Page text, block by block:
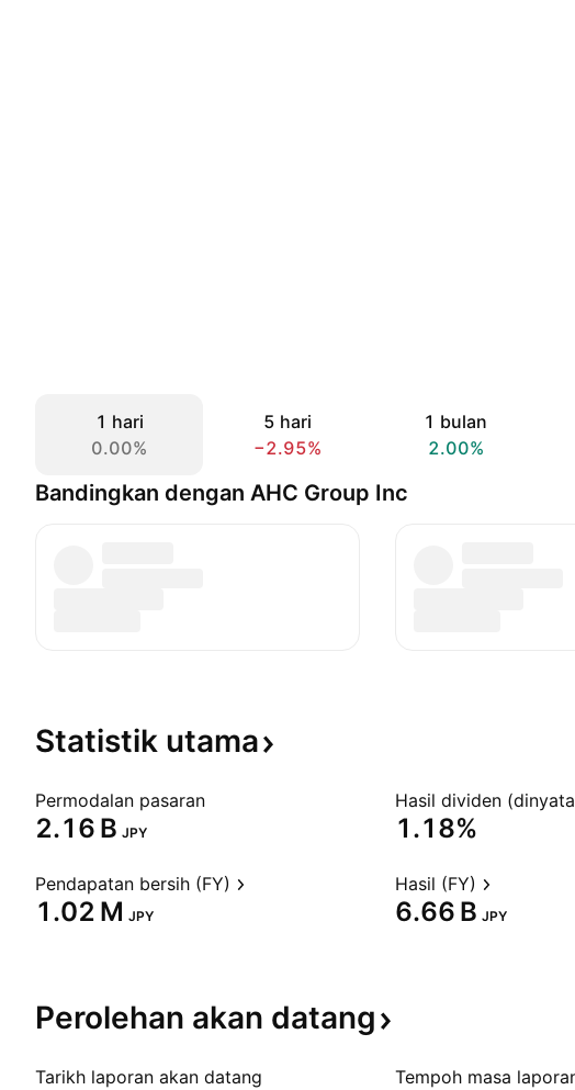
1 hari
0.00%
5 hari
−2.95%
1 bulan
2.00%
Bandingkan dengan AHC Group Inc
Statistik utama
Permodalan pasaran
‪2.16 B‬ JPY
Hasil dividen
1.18%
Pendapatan bersih (FY)
‪1.02 M‬ JPY
Hasil (FY)
‪6.66 B‬ JPY
Perolehan akan datang
Tarikh laporan akan datang Tempoh masa